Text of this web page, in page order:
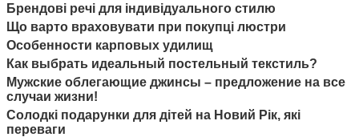
Брендові речі для індивідуального стилю
Що варто враховувати при покупці люстри
Особенности карповых удилищ
Как выбрать идеальный постельный текстиль?
Мужские облегающие джинсы – предложение на все
случаи жизни!
Солодкі подарунки для дітей на Новий Рік, які
переваги